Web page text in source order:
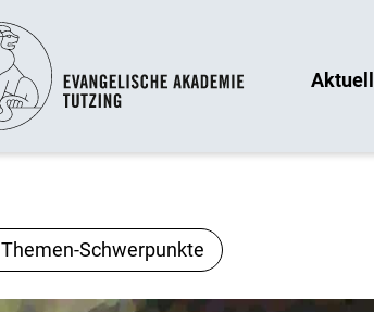
Aktuell
Themen-Schwerpunkte